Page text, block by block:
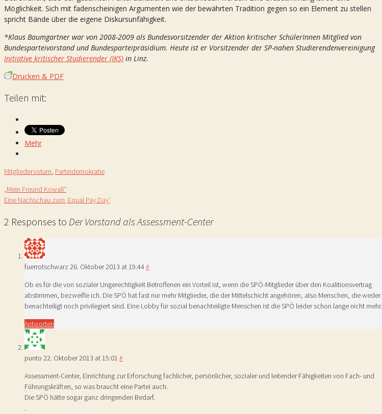
Möglichkeit. Sich mit fadenscheinigen Argumenten wie der bewährten Tradition gegen so ein Element zu stellen
spricht Bände über die eigene Diskursunfähigkeit.
*Klaus Baumgartner war von 2008-2009 als Bundesvorsitzender der Aktion kritischer SchülerInnen Mitglied von
Bundesparteivorstand und Bundesparteipräsidium. Heute ist er Vorsitzender der SP-nahen Studierendenvereinigung
Initiative kritischer Studierender (IKS) in Linz.
Drucken & PDF
Teilen mit:
Mehr
Mitgliedervotum, Parteidemokratie
„Mein Freund Kowall“
Eine Nachschau zum ‚Equal Pay Day‘
2 Responses to Der Vorstand als Assessment-Center
fuerrotschwarz 26. Oktober 2013 at 19:44 #
Ob es für die von sozialer Ungerechtigkeit Betroffenen ein Vorteil ist, wenn die SPÖ-Mitglieder über den Koalitionsvertrag
abstimmen, bezweifle ich. Die SPÖ hat fast nur mehr Mitglieder, die der Mittelschicht angehören, also Menschen, die weder
benachteiligt noch privilegiert sind. Eine Lobby für sozial benachteiligte Menschen ist die SPÖ leider schon lange nicht mehr.
Antworten
punto 22. Oktober 2013 at 15:01 #
Assessment-Center, Einrichtung zur Erforschung fachlicher, persönlicher, sozialer und leitender Fähigkeiten von Fach- und
Führungskräften, so was braucht eine Partei auch.
Die SPÖ hätte sogar ganz dringenden Bedarf.
.